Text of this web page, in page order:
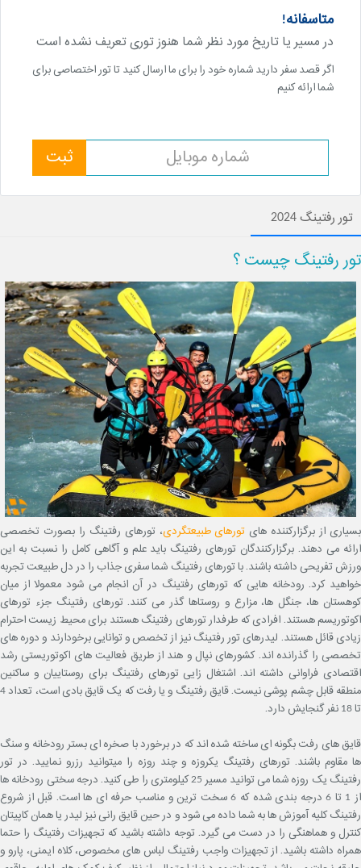
متاسفانه!
در مسیر یا تاریخ مورد نظر شما هنوز توری تعریف نشده است
اگر قصد سفر دارید شماره خود را برای ما ارسال کنید تا تور اختصاصی برای
شما ارائه کنیم
ثبت
تور رفتینگ 2024
تور رفتینگ چیست ؟
بسیاری از برگزارکننده های تورهای طبیعتگردی، تورهای رفتینگ را بصورت تخصصی
ارائه می دهند. برگزارکنندگان تورهای رفتینگ باید علم و آگاهی کامل را نسبت به این
ورزش تفریحی داشته باشند. با تورهای رفتینگ شما سفری جذاب را در دل طبیعت تجربه
خواهید کرد. رودخانه هایی که تورهای رفتینگ در آن انجام می شود معمولا از میان
کوهستان ها، جنگل ها، مزارع و روستاها گذر می کنند. تورهای رفتینگ جزء تورهای
اکوتوریسم هستند. افرادی که طرفدار تورهای رفتینگ هستند برای محیط زیست احترام
زیادی قائل هستند. لیدرهای تور رفتینگ نیز از تخصص و توانایی برخودارند و دوره های
تخصصی را گذرانده اند. کشورهای نپال و هند از طریق فعالیت های اکوتوریستی رشد
اقتصادی فراوانی داشته اند. اشتغال زایی تورهای رفتینگ برای روستاییان و ساکنین
منطقه قابل چشم پوشی نیست. قایق رفتینگ و یا رفت که یک قایق بادی است، تعداد 4
تا 18 نفر گنجایش دارد.
قایق های رفت بگونه ای ساخته شده اند که در برخورد با صخره ای بستر رودخانه و سنگ
ها مقاوم باشند. تورهای رفتینگ یکروزه و چند روزه را میتوانید رزرو نمایید. در تور
رفتینگ یک روزه شما می توانید مسیر 25 کیلومتری را طی کنید. درجه سختی رودخانه ها
از 1 تا 6 درجه بندی شده که 6 سخت ترین و مناسب حرفه ای ها است. قبل از شروع
رفتینگ کلیه آموزش ها به شما داده می شود و در حین قایق رانی نیز لیدر یا همان کاپیتان
کنترل و هماهنگی را در دست می گیرد. توجه داشته باشید که تجهیزات رفتینگ را حتما
همراه داشته باشید. از تجهیزات واجب رفتینگ لباس های مخصوص، کلاه ایمنی، پارو و